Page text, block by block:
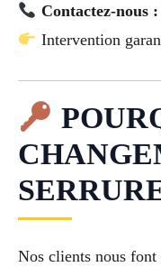
Contactez-nous
Intervention
Nos clients nous